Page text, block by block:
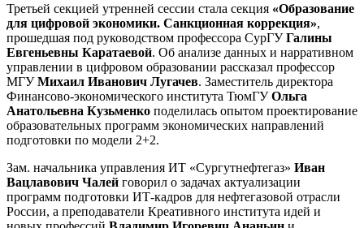
Третьей секцией утренней сессии стала секция «Образование
для цифровой экономики. Санкционная коррекция»,
прошедшая под руководством профессора СурГУГалины
Евгеньевны Каратаевой. Об анализе данных и нарративном
управлении в цифровом образовании рассказал профессор
МГУМихаил Иванович Лугачев. Заместитель директора
Финансово-экономического института ТюмГУОльга
Анатольевна Кузьменко поделилась опытом проектирование
образовательных программ экономических направлений
подготовки по модели 2+2.
Зам. начальника управления ИТ «Сургутнефтегаз» Иван
Вацлавович Чалей говорил о задачах актуализации
программ подготовки ИТ-кадров для нефтегазовой отрасли
России, а преподаватели Креативного института идей и